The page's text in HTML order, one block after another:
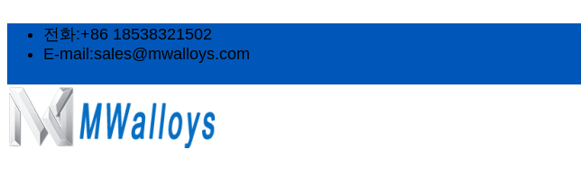
건
너
뛰
전화:+86 18538321502
E-mail:sales@mwalloys.com
뉴
토
글
뉴
토
글
뉴
토
글
뉴
토
글
뉴
토
글